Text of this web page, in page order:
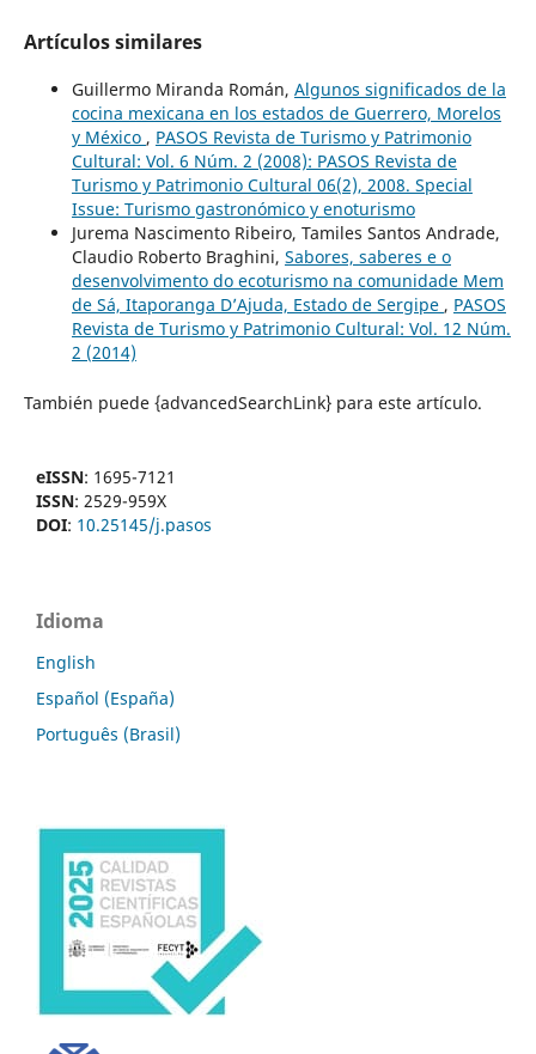
Artículos similares
Guillermo Miranda Román, Algunos significados de la
cocina mexicana en los estados de Guerrero, Morelos
y México , PASOS Revista de Turismo y Patrimonio
Cultural: Vol. 6 Núm. 2 (2008): PASOS Revista de
Turismo y Patrimonio Cultural 06(2), 2008. Special
Issue: Turismo gastronómico y enoturismo
Jurema Nascimento Ribeiro, Tamiles Santos Andrade,
Claudio Roberto Braghini, Sabores, saberes e o
desenvolvimento do ecoturismo na comunidade Mem
de Sá, Itaporanga D’Ajuda, Estado de Sergipe , PASOS
Revista de Turismo y Patrimonio Cultural: Vol. 12 Núm.
2 (2014)
También puede {advancedSearchLink} para este artículo.
eISSN: 1695-7121
ISSN: 2529-959X
DOI: 10.25145/j.pasos
Idioma
English
Español (España)
Português (Brasil)